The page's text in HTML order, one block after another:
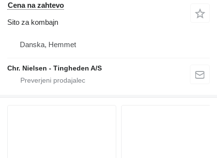
Cena na zahtevo
Sito za kombajn
Danska, Hemmet
Chr. Nielsen - Tingheden A/S